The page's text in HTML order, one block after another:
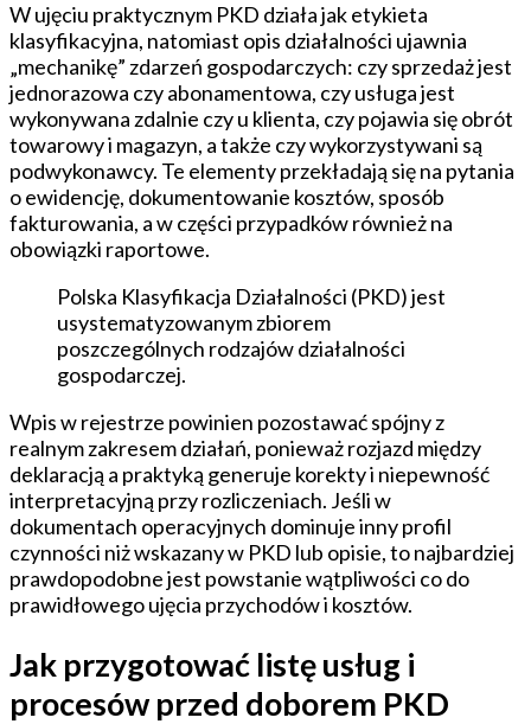
W ujęciu praktycznym PKD działa jak etykieta
klasyfikacyjna, natomiast opis działalności ujawnia
„mechanikę” zdarzeń gospodarczych: czy sprzedaż jest
jednorazowa czy abonamentowa, czy usługa jest
wykonywana zdalnie czy u klienta, czy pojawia się obrót
towarowy i magazyn, a także czy wykorzystywani są
podwykonawcy. Te elementy przekładają się na pytania
o ewidencję, dokumentowanie kosztów, sposób
fakturowania, a w części przypadków również na
obowiązki raportowe.
Polska Klasyfikacja Działalności (PKD) jest
usystematyzowanym zbiorem
poszczególnych rodzajów działalności
gospodarczej.
Wpis w rejestrze powinien pozostawać spójny z
realnym zakresem działań, ponieważ rozjazd między
deklaracją a praktyką generuje korekty i niepewność
interpretacyjną przy rozliczeniach. Jeśli w
dokumentach operacyjnych dominuje inny profil
czynności niż wskazany w PKD lub opisie, to najbardziej
prawdopodobne jest powstanie wątpliwości co do
prawidłowego ujęcia przychodów i kosztów.
Jak przygotować listę usług i
procesów przed doborem PKD